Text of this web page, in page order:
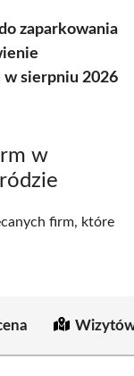
zaparkowania
sierpniu 2026
w
firm, które